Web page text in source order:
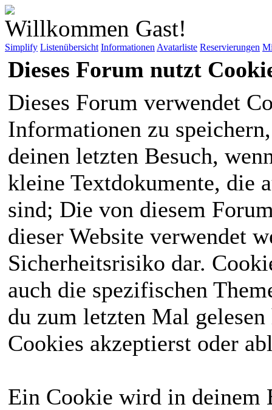
Willkommen Gast!
Simplify Listenübersicht Informationen Avatarliste Reservierungen
Dieses Forum nutzt
Dieses Forum verwendet
Informationen zu
deinen letzten Besuch,
kleine Textdokumente, die
sind; Die von diesem
dieser Website verwendet
Sicherheitsrisiko dar.
auch die spezifischen
du zum letzten Mal
Cookies akzeptierst oder
Ein Cookie wird in deinem